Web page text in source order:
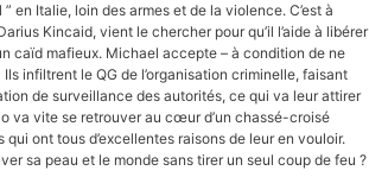
en Italie, loin des armes et de la violence. C’est à
Kincaid, vient le chercher pour qu’il l’aide à libérer
caïd mafieux. Michael accepte – à condition de ne
infiltrent le QG de l’organisation criminelle, faisant
de surveillance des autorités, ce qui va leur attirer
va vite se retrouver au cœur d’un chassé-croisé
qui ont tous d’excellentes raisons de leur en vouloir.
sa peau et le monde sans tirer un seul coup de feu ?